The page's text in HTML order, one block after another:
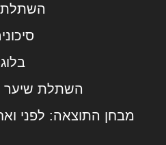
השתלת
בלוג
השתלת שיער
מבחן התוצאה: לפני